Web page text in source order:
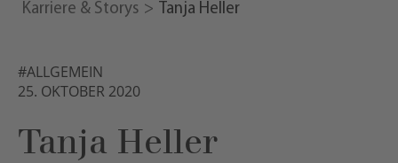
Karriere & Storys Tanja Heller
#ALLGEMEIN
25. OKTOBER 2020
Tanja Heller